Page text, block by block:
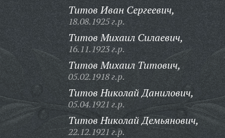
Титов Иван Сергеевич,
18.08.1925 г.р.
Титов Михаил Силаевич,
16.11.1923 г.р.
Титов Михаил Титович,
05.02.1918 г.р.
Титов Николай Данилович,
05.04.1921 г.р.
Титов Николай Демьянович,
22.12.1921 г.р.